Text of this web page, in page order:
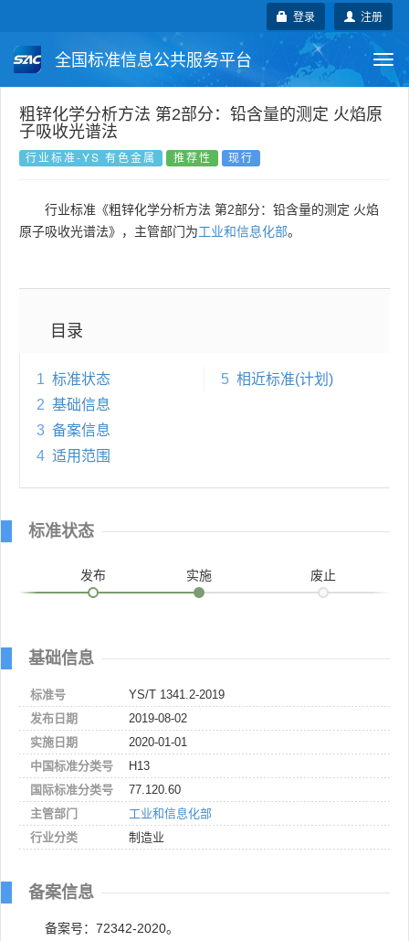
注册
登录
全国标准信息公共服务平台
国家标准 行业标准 地方标准
团体标准 企业标准
国外标准 技术委员会
粗锌化学分析方法 第2部分：铅含量的测定 火焰原
子吸收光谱法
行业标准-YS 有色金属 推荐性 现行
行业标准《粗锌化学分析方法 第2部分：铅含量的测定 火焰
原子吸收光谱法》，主管部门为工业和信息化部。
目录
1 标准状态
2 基础信息
3 备案信息
4 适用范围
5 相近标准(计划)
标准状态
发布 实施 废止
基础信息
标准号
YS/T 1341.2-2019
发布日期
2019-08-02
实施日期
2020-01-01
中国标准分类号
H13
国际标准分类号
77.120.60
主管部门
工业和信息化部
行业分类
制造业
备案信息
备案号：72342-2020。